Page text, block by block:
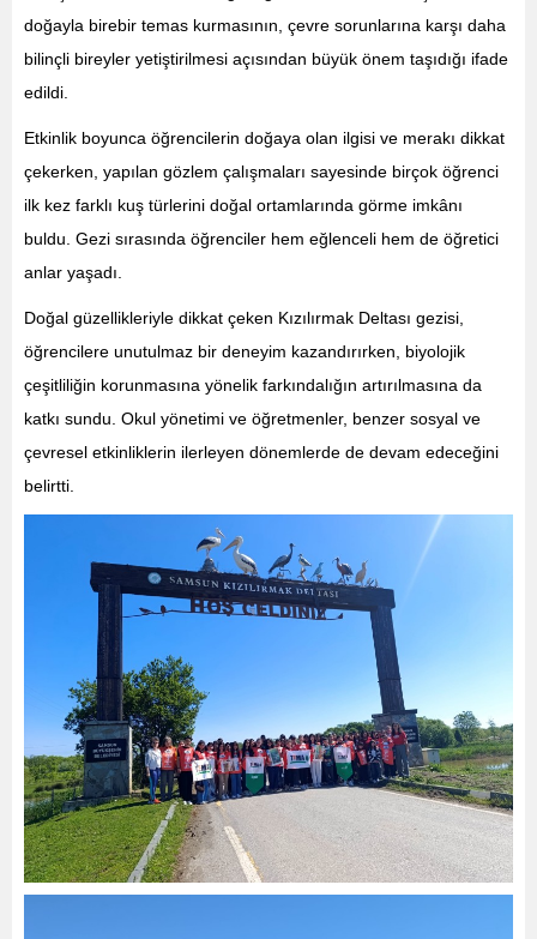
doğayla birebir temas kurmasının, çevre sorunlarına karşı daha
bilinçli bireyler yetiştirilmesi açısından büyük önem taşıdığı ifade
edildi.
Etkinlik boyunca öğrencilerin doğaya olan ilgisi ve merakı dikkat
çekerken, yapılan gözlem çalışmaları sayesinde birçok öğrenci
ilk kez farklı kuş türlerini doğal ortamlarında görme imkânı
buldu. Gezi sırasında öğrenciler hem eğlenceli hem de öğretici
anlar yaşadı.
Doğal güzellikleriyle dikkat çeken Kızılırmak Deltası gezisi,
öğrencilere unutulmaz bir deneyim kazandırırken, biyolojik
çeşitliliğin korunmasına yönelik farkındalığın artırılmasına da
katkı sundu. Okul yönetimi ve öğretmenler, benzer sosyal ve
çevresel etkinliklerin ilerleyen dönemlerde de devam edeceğini
belirtti.